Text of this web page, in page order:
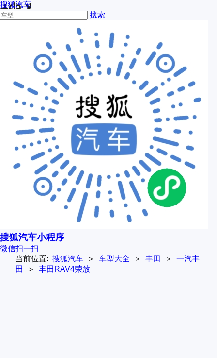
搜狐汽车
搜索
搜狐汽车小程序
微信扫一扫
当前位置: 搜狐汽车 ＞ 车型大全 ＞ 丰田 ＞
一汽丰
田
＞ 丰田RAV4荣放